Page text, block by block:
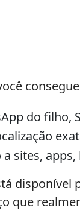
do filho,
sites,
que